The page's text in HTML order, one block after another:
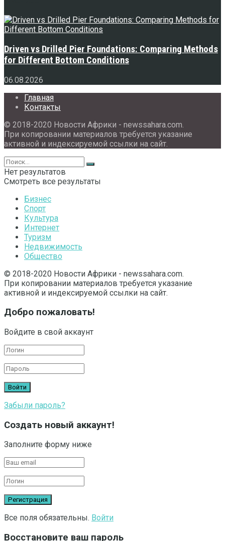
Driven vs Drilled Pier Foundations: Comparing Methods
for Different Bottom Conditions
06.08.2026
Главная
Контакты
© 2018-2020 Новости Африки - newssahara.com.
При копировании материалов требуется указание
активной и индексируемой ссылки на сайт.
Нет результатов
Смотреть все результаты
Бизнес
Спорт
Культура
Интернет
Туризм
Недвижимость
Общество
© 2018-2020 Новости Африки - newssahara.com.
При копировании материалов требуется указание
активной и индексируемой ссылки на сайт.
Добро пожаловать!
Войдите в свой аккаунт
Забыли пароль?
Создать новый аккаунт!
Заполните форму ниже
Все поля обязательны. Войти
Восстановите ваш пароль